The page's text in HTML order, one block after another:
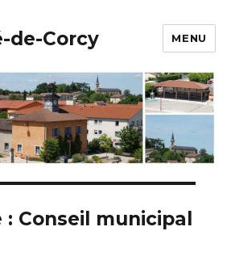
de-Corcy MENU
: Conseil municipal